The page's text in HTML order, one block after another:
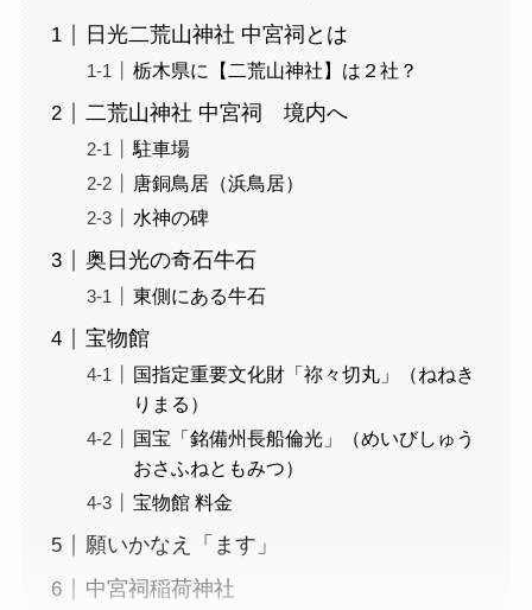
日光二荒山神社 中宮祠とは
栃木県に【二荒山神社】は２社？
二荒山神社 中宮祠 境内へ
駐車場
唐銅鳥居（浜鳥居）
水神の碑
奥日光の奇石牛石
東側にある牛石
宝物館
国指定重要文化財「祢々切丸」（ねねき
りまる）
国宝「銘備州長船倫光」（めいびしゅう
おさふねともみつ）
宝物館 料金
願いかなえ「ます」
中宮祠稲荷神社